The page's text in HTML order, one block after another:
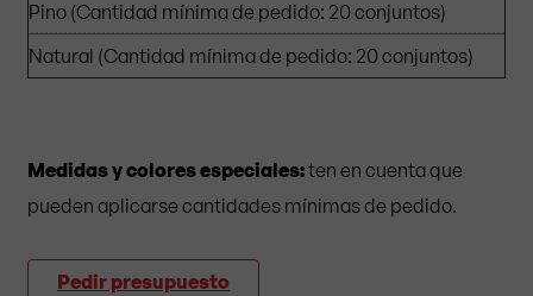
Pino (Cantidad mínima de pedido: 20 conjuntos)
Natural (Cantidad mínima de pedido: 20 conjuntos)
Medidas y colores especiales:ten en cuenta que
pueden aplicarse cantidades mínimas de pedido.
Pedir presupuesto